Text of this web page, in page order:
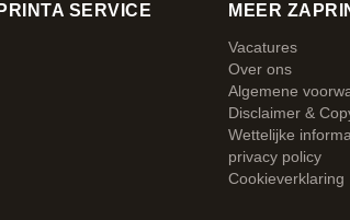
SERVICE MEER
Vacatures
Over ons
Algemene
Disclaimer &
Wettelijke
privacy policy
Cookieverklaring